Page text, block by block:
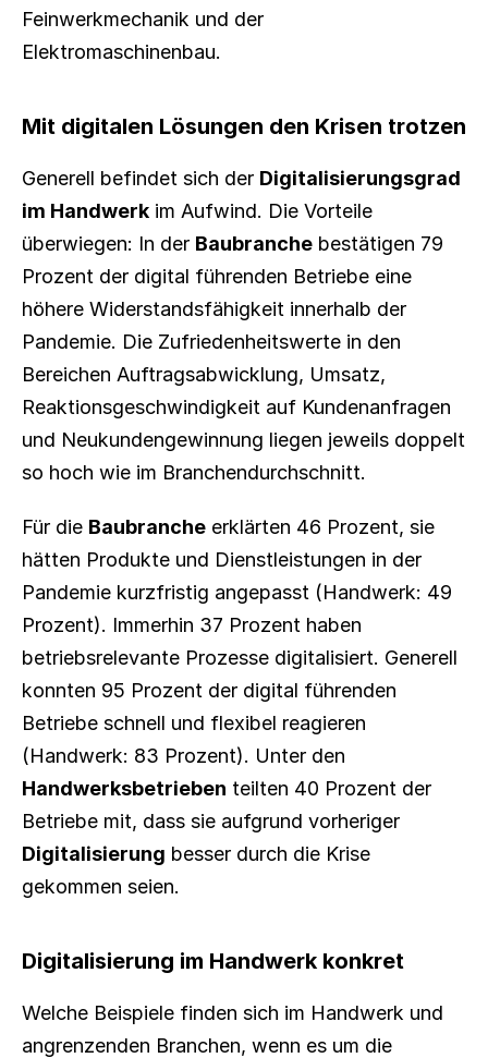
Feinwerkmechanik und der
Elektromaschinenbau.
Mit digitalen Lösungen den Krisen trotzen
Generell befindet sich der Digitalisierungsgrad
im Handwerk im Aufwind. Die Vorteile
überwiegen: In der Baubranche bestätigen 79
Prozent der digital führenden Betriebe eine
höhere Widerstandsfähigkeit innerhalb der
Pandemie. Die Zufriedenheitswerte in den
Bereichen Auftragsabwicklung, Umsatz,
Reaktionsgeschwindigkeit auf Kundenanfragen
und Neukundengewinnung liegen jeweils doppelt
so hoch wie im Branchendurchschnitt.
Für die Baubranche erklärten 46 Prozent, sie
hätten Produkte und Dienstleistungen in der
Pandemie kurzfristig angepasst (Handwerk: 49
Prozent). Immerhin 37 Prozent haben
betriebsrelevante Prozesse digitalisiert. Generell
konnten 95 Prozent der digital führenden
Betriebe schnell und flexibel reagieren
Handwerksbetrieben teilten 40 Prozent der
Digitalisierung besser durch die Krise
gekommen seien.
Digitalisierung im Handwerk konkret
Welche Beispiele finden sich im Handwerk und
angrenzenden Branchen, wenn es um die